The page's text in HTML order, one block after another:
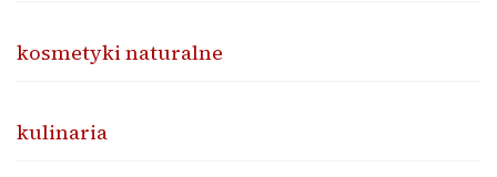
kosmetyki naturalne
kulinaria